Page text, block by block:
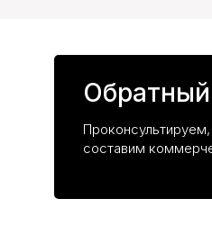
Обратный
составим